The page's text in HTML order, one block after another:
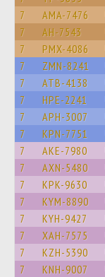
7 AMA-7476
7 AH-7543
7 PMX-4086
7 ZMN-8241
7 ATB-4138
7 HPE-2241
7 APH-3007
7 KPN-7751
7 AKE-7980
7 AXN-5480
7 KPK-9630
7 KYM-8890
7 KYH-9427
7 XAH-7575
7 KZH-5390
7 KNH-9007